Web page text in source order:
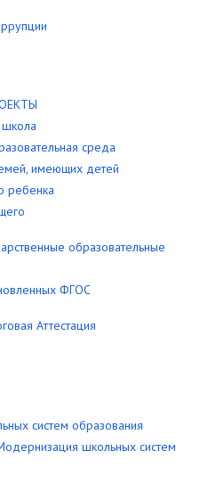
среда
имеющих детей
ребенка
образовательные
ФГОС
Аттестация
систем образования
школьных систем